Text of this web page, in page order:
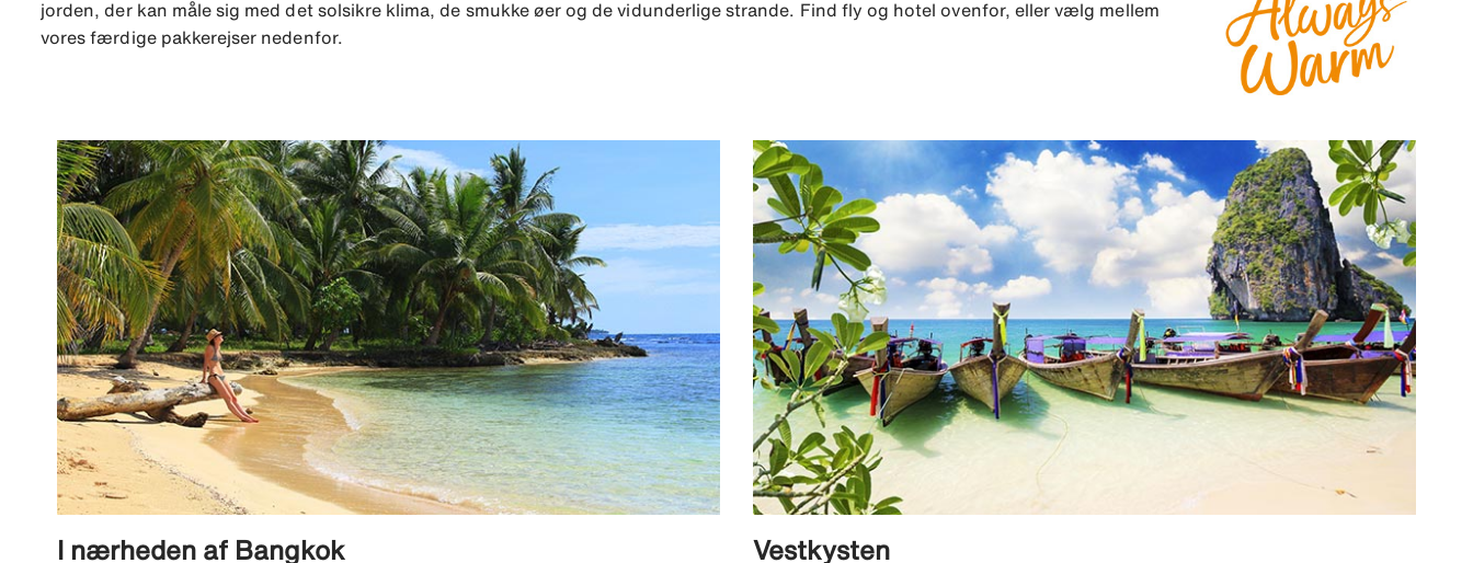
jorden, der kan måle sig med det solsikre klima, de smukke øer og de vidunderlige strande. Find fly og hotel ovenfor, eller vælg mellem
vores færdige pakkerejser nedenfor.
I nærheden af Bangkok Vestkysten